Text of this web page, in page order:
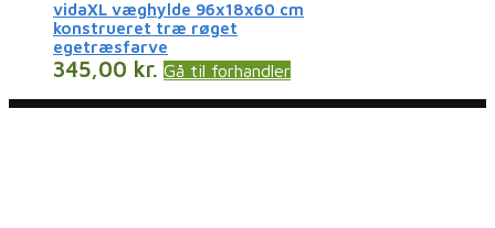
vidaXL væghylde 96x18x60 cm
konstrueret træ røget
egetræsfarve
345,00 kr. Gå til forhandler